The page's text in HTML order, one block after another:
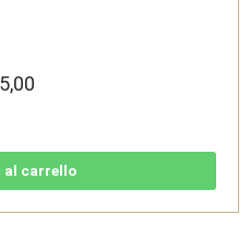
al carrello